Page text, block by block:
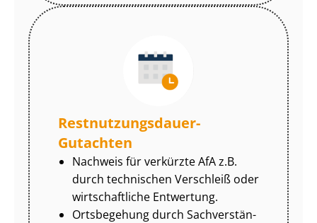
Rest­nut­zungs­dau­er-
Gutachten
Nachweis für verkürzte AfA z.B.
durch technischen Verschleiß oder
wirtschaftliche Entwertung.
Ortsbegehung durch Sach­ver­stän­